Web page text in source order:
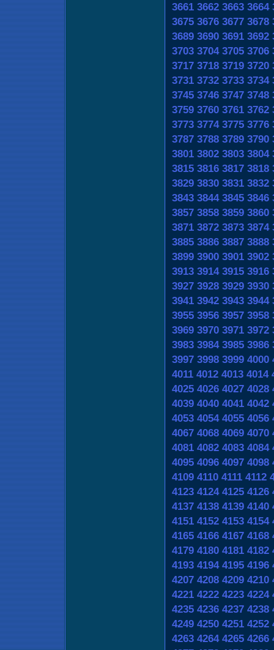
3661 3662 3663 3664
3675 3676 3677 3678
3689 3690 3691 3692
3703 3704 3705 3706
3717 3718 3719 3720
3731 3732 3733 3734
3745 3746 3747 3748
3759 3760 3761 3762
3773 3774 3775 3776
3787 3788 3789 3790
3801 3802 3803 3804
3815 3816 3817 3818
3829 3830 3831 3832
3843 3844 3845 3846
3857 3858 3859 3860
3871 3872 3873 3874
3885 3886 3887 3888
3899 3900 3901 3902
3913 3914 3915 3916
3927 3928 3929 3930
3941 3942 3943 3944
3955 3956 3957 3958
3969 3970 3971 3972
3983 3984 3985 3986
3997 3998 3999 4000
4011 4012 4013 4014
4025 4026 4027 4028
4039 4040 4041 4042
4053 4054 4055 4056
4067 4068 4069 4070
4081 4082 4083 4084
4095 4096 4097 4098
4109 4110 4111 4112
4123 4124 4125 4126
4137 4138 4139 4140
4151 4152 4153 4154
4165 4166 4167 4168
4179 4180 4181 4182
4193 4194 4195 4196
4207 4208 4209 4210
4221 4222 4223 4224
4235 4236 4237 4238
4249 4250 4251 4252
4263 4264 4265 4266